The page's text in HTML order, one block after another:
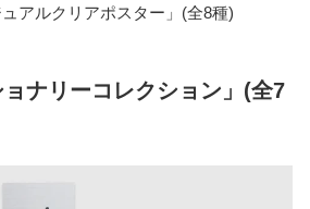
アルクリアポスター」(全8種)
ナリーコレクション」(全7